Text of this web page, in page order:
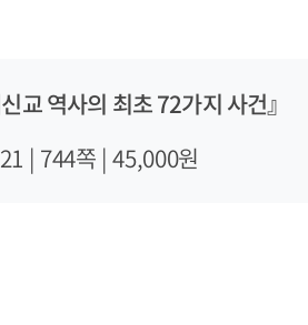
교 역사의 최초 72가지 사건』
| 744쪽 | 45,000원